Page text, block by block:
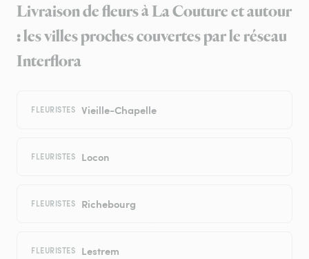
Livraison de fleurs à La Couture et autour
: les villes proches couvertes par le réseau
Interflora
FLEURISTES Vieille-Chapelle
FLEURISTES Locon
FLEURISTES Richebourg
FLEURISTES Lestrem